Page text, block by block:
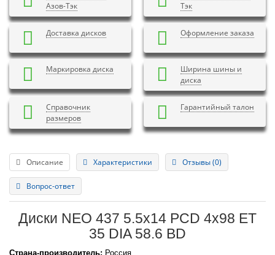
Азов-Тэк
Тэк
Доставка дисков Оформление заказа
Маркировка диска
Ширина шины и
диска
Справочник
размеров
Гарантийный талон
Описание Характеристики Отзывы (0)
Вопрос-ответ
Диски NEO 437 5.5x14 PCD 4x98 ET
35 DIA 58.6 BD
Страна-производитель: Россия